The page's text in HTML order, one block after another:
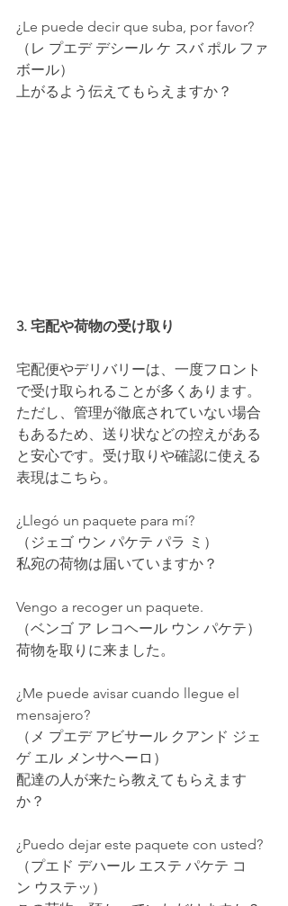
¿Le puede decir que suba, por favor?
（レ プエデ デシール ケ スバ ポル ファ
ボール）
上がるよう伝えてもらえますか？
3. 宅配や荷物の受け取り
宅配便やデリバリーは、一度フロント
で受け取られることが多くあります。
ただし、管理が徹底されていない場合
もあるため、送り状などの控えがある
と安心です。受け取りや確認に使える
表現はこちら。
¿Llegó un paquete para mí?
（ジェゴ ウン パケテ パラ ミ）
私宛の荷物は届いていますか？
Vengo a recoger un paquete.
（ベンゴ ア レコヘール ウン パケテ）
荷物を取りに来ました。
¿Me puede avisar cuando llegue el
mensajero?
（メ プエデ アビサール クアンド ジェ
ゲ エル メンサヘーロ）
配達の人が来たら教えてもらえます
か？
¿Puedo dejar este paquete con usted?
（プエド デハール エステ パケテ コ
ン ウステッ）